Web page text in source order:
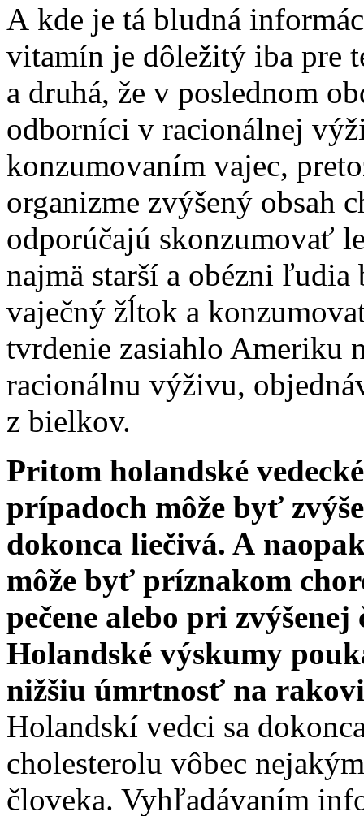
A kde je tá bludná
vitamín je dôležitý iba pre
a druhá, že v poslednom
odborníci v racionálnej
konzumovaním vajec,
organizme zvýšený obsah
odporúčajú skonzumovať
najmä starší a obézni
vaječný žĺtok a
tvrdenie zasiahlo Ameriku
racionálnu výživu,
z bielkov.
Pritom holandské
prípadoch môže byť
dokonca liečivá. A
môže byť príznakom
pečene alebo pri
Holandské výskumy
nižšiu úmrtnosť na
Holandskí vedci sa
cholesterolu vôbec
človeka. Vyhľadávaním